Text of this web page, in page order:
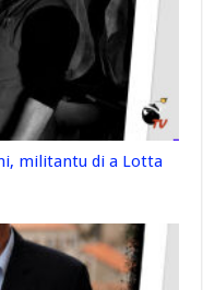
militantu di a Lotta